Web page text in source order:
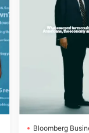
Bloomberg